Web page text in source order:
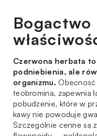
Czerwona herbata
podniebienia, ale
organizmu. Obecność
teobromina, zapewnia
pobudzenie, które w
kawy nie powoduje
Szczególnie cenne są